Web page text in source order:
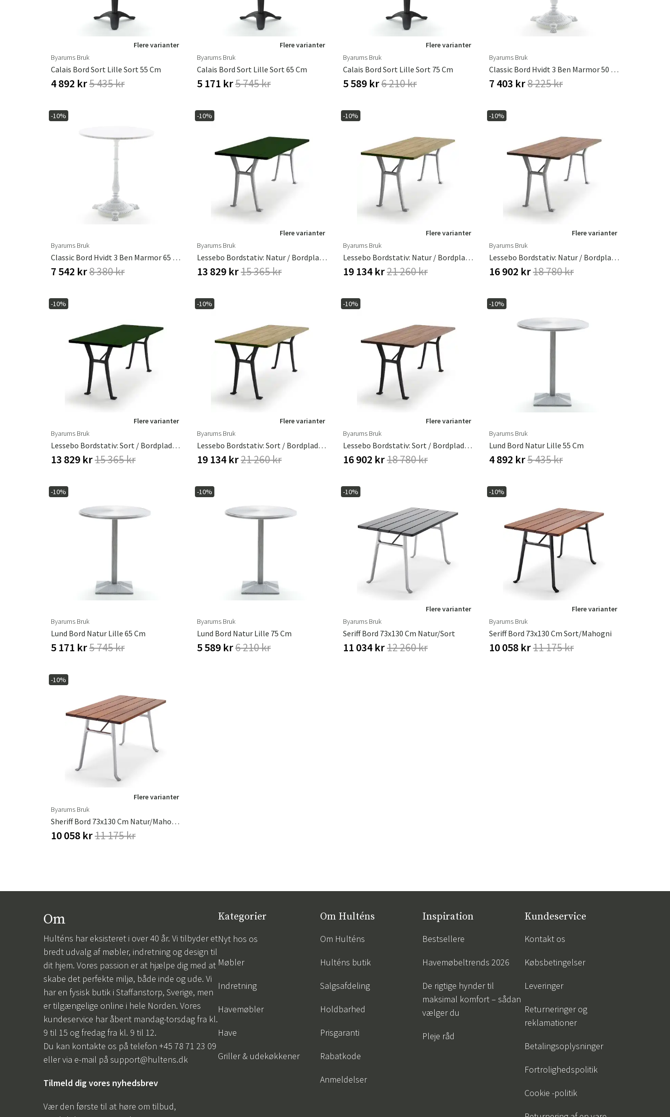
Sverige
Norge
Suomi
Flere varianter
Byarums Bruk
Calais Bord Sort Lille Sort 55 Cm
4 892 kr5 435 kr
Flere varianter
Byarums Bruk
Calais Bord Sort Lille Sort 65 Cm
5 171 kr5 745 kr
Flere varianter
Byarums Bruk
Calais Bord Sort Lille Sort 75 Cm
5 589 kr6 210 kr
Byarums Bruk
Classic Bord Hvidt 3 Ben Marmor 50 Cm
7 403 kr8 225 kr
-10%
Byarums Bruk
Classic Bord Hvidt 3 Ben Marmor 65 Cm
7 542 kr8 380 kr
-10%
Flere varianter
Byarums Bruk
Lessebo Bordstativ: Natur / Bordplade: Grønlakeret Fyrretræ
13 829 kr15 365 kr
-10%
Flere varianter
Byarums Bruk
Lessebo Bordstativ: Natur / Bordplade: Olieret Eg
19 134 kr21 260 kr
-10%
Flere varianter
Byarums Bruk
Lessebo Bordstativ: Natur / Bordplade: Olieret Mahogni
16 902 kr18 780 kr
-10%
Flere varianter
Byarums Bruk
Lessebo Bordstativ: Sort / Bordplade: Grønlakeret Fyrretræ
13 829 kr15 365 kr
-10%
Flere varianter
Byarums Bruk
Lessebo Bordstativ: Sort / Bordplade: Olieret Eg
19 134 kr21 260 kr
-10%
Flere varianter
Byarums Bruk
Lessebo Bordstativ: Sort / Bordplade: Olieret Mahogni
16 902 kr18 780 kr
-10%
Byarums Bruk
Lund Bord Natur Lille 55 Cm
4 892 kr5 435 kr
-10%
Byarums Bruk
Lund Bord Natur Lille 65 Cm
5 171 kr5 745 kr
-10%
Byarums Bruk
Lund Bord Natur Lille 75 Cm
5 589 kr6 210 kr
-10%
Flere varianter
Byarums Bruk
Seriff Bord 73x130 Cm Natur/sort
11 034 kr12 260 kr
-10%
Flere varianter
Byarums Bruk
Seriff Bord 73x130 Cm Sort/mahogni
10 058 kr11 175 kr
-10%
Flere varianter
Byarums Bruk
Sheriff Bord 73x130 Cm Natur/mahogni
10 058 kr11 175 kr
Om
Hulténs har eksisteret i over 40 år. Vi tilbyder et
bredt udvalg af møbler, indretning og design til
dit hjem. Vores passion er at hjælpe dig med at
skabe det perfekte miljø, både inde og ude. Vi
har en fysisk butik i Staffanstorp, Sverige, men
er tilgængelige online i hele Norden. Vores
kundeservice har åbent mandag-torsdag fra kl.
9 til 15 og fredag fra kl. 9 til 12.
Du kan kontakte os på telefon +45 78 71 23 09
eller via e-mail på support@hultens.dk
Tilmeld dig vores nyhedsbrev
Vær den første til at høre om tilbud,
Kategorier
Nyt hos os
Møbler
Indretning
Havemøbler
Have
Griller & udekøkkener
Om Hulténs
Om Hulténs
Hulténs butik
Salgsafdeling
Holdbarhed
Prisgaranti
Rabatkode
Anmeldelser
Inspiration
Bestsellere
Havemøbeltrends 2026
De rigtige hynder til
maksimal komfort – sådan
vælger du
Pleje råd
Kundeservice
Kontakt os
Købsbetingelser
Leveringer
Returneringer og
reklamationer
Betalingsoplysninger
Fortrolighedspolitik
Cookie -politik